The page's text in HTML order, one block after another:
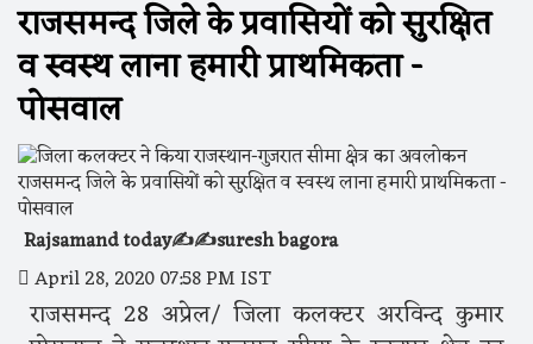
राजसमन्द जिले के प्रवासियों को सुरक्षित
व स्वस्थ लाना हमारी प्राथमिकता -
पोसवाल
Rajsamand today✍️✍️suresh bagora
April 28, 2020 07:58 PM IST
राजसमन्द 28 अप्रेल/ जिला कलक्टर अरविन्द कुमार